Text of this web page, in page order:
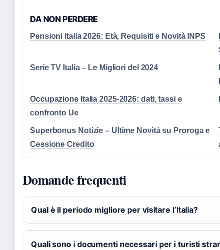
DA NON PERDERE
Pensioni Italia 2026: Età, Requisiti e Novità INPS
Serie TV Italia – Le Migliori del 2024
Occupazione Italia 2025-2026: dati, tassi e
confronto Ue
Superbonus Notizie – Ultime Novità su Proroga e
Cessione Credito
Domande frequenti
Qual è il periodo migliore per visitare l’Italia?
Quali sono i documenti necessari per i turisti